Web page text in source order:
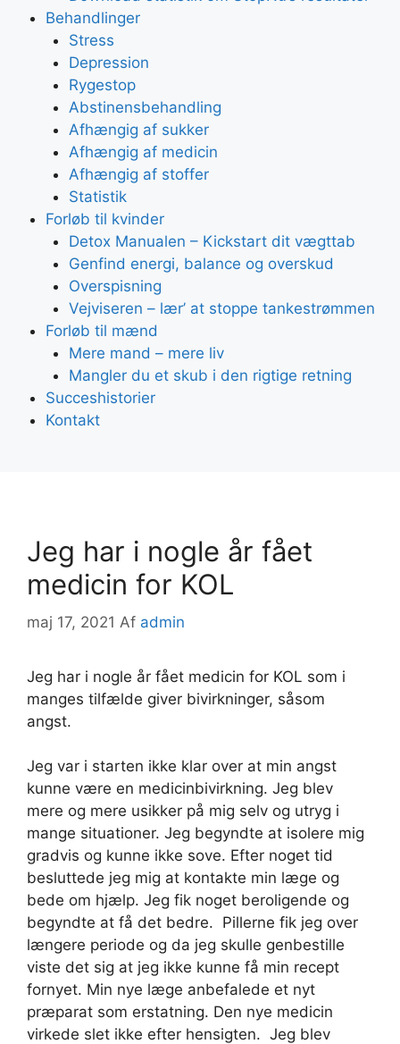
Behandlinger
Stress
Depression
Rygestop
Abstinensbehandling
Afhængig af sukker
Afhængig af medicin
Afhængig af stoffer
Statistik
Forløb til kvinder
Detox Manualen – Kickstart dit vægttab
Genfind energi, balance og overskud
Overspisning
Vejviseren – lær’ at stoppe tankestrømmen
Forløb til mænd
Mere mand – mere liv
Mangler du et skub i den rigtige retning
Succeshistorier
Kontakt
Jeg har i nogle år fået
medicin for KOL
maj 17, 2021 Af admin
Jeg har i nogle år fået medicin for KOL som i
manges tilfælde giver bivirkninger, såsom
angst.
Jeg var i starten ikke klar over at min angst
kunne være en medicinbivirkning. Jeg blev
mere og mere usikker på mig selv og utryg i
mange situationer. Jeg begyndte at isolere mig
gradvis og kunne ikke sove. Efter noget tid
besluttede jeg mig at kontakte min læge og
bede om hjælp. Jeg fik noget beroligende og
begyndte at få det bedre. Pillerne fik jeg over
længere periode og da jeg skulle genbestille
viste det sig at jeg ikke kunne få min recept
fornyet. Min nye læge anbefalede et nyt
præparat som erstatning. Den nye medicin
virkede slet ikke efter hensigten. Jeg blev